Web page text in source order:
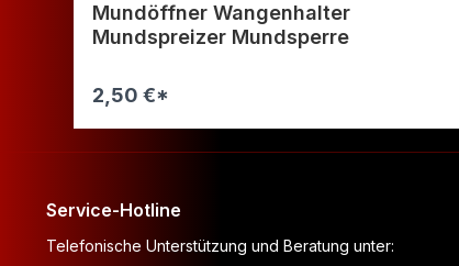
Mundöffner Wangenhalter
Mundspreizer Mundsperre
2,50 €*
Service-Hotline
Telefonische Unterstützung und Beratung unter: